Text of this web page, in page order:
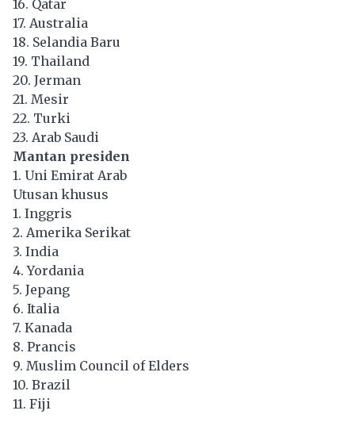
16. Qatar
17. Australia
18. Selandia Baru
19. Thailand
20. Jerman
21. Mesir
22. Turki
23. Arab Saudi
Mantan presiden
1. Uni Emirat Arab
Utusan khusus
1. Inggris
2. Amerika Serikat
3. India
4. Yordania
5. Jepang
6. Italia
7. Kanada
8. Prancis
9. Muslim Council of Elders
10. Brazil
11. Fiji